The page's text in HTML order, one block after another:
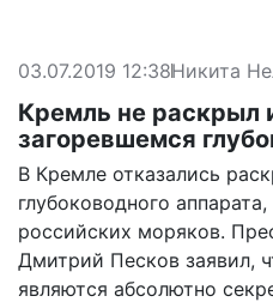
03.07.2019 12:38Никита
Кремль не раскрыл
загоревшемся
В Кремле отказались
глубоководного
российских моряков.
Дмитрий Песков заявил,
являются абсолютно